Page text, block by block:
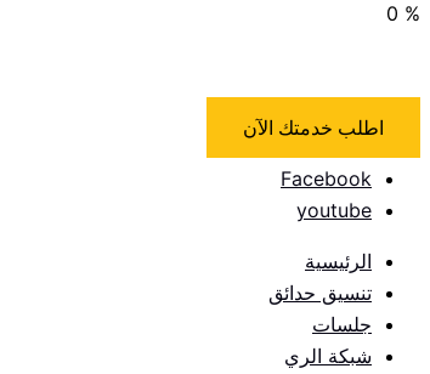
%
0
اطلب خدمتك الآن
Facebook
youtube
الرئيسية
تنسيق حدائق
جلسات
شبكة الري